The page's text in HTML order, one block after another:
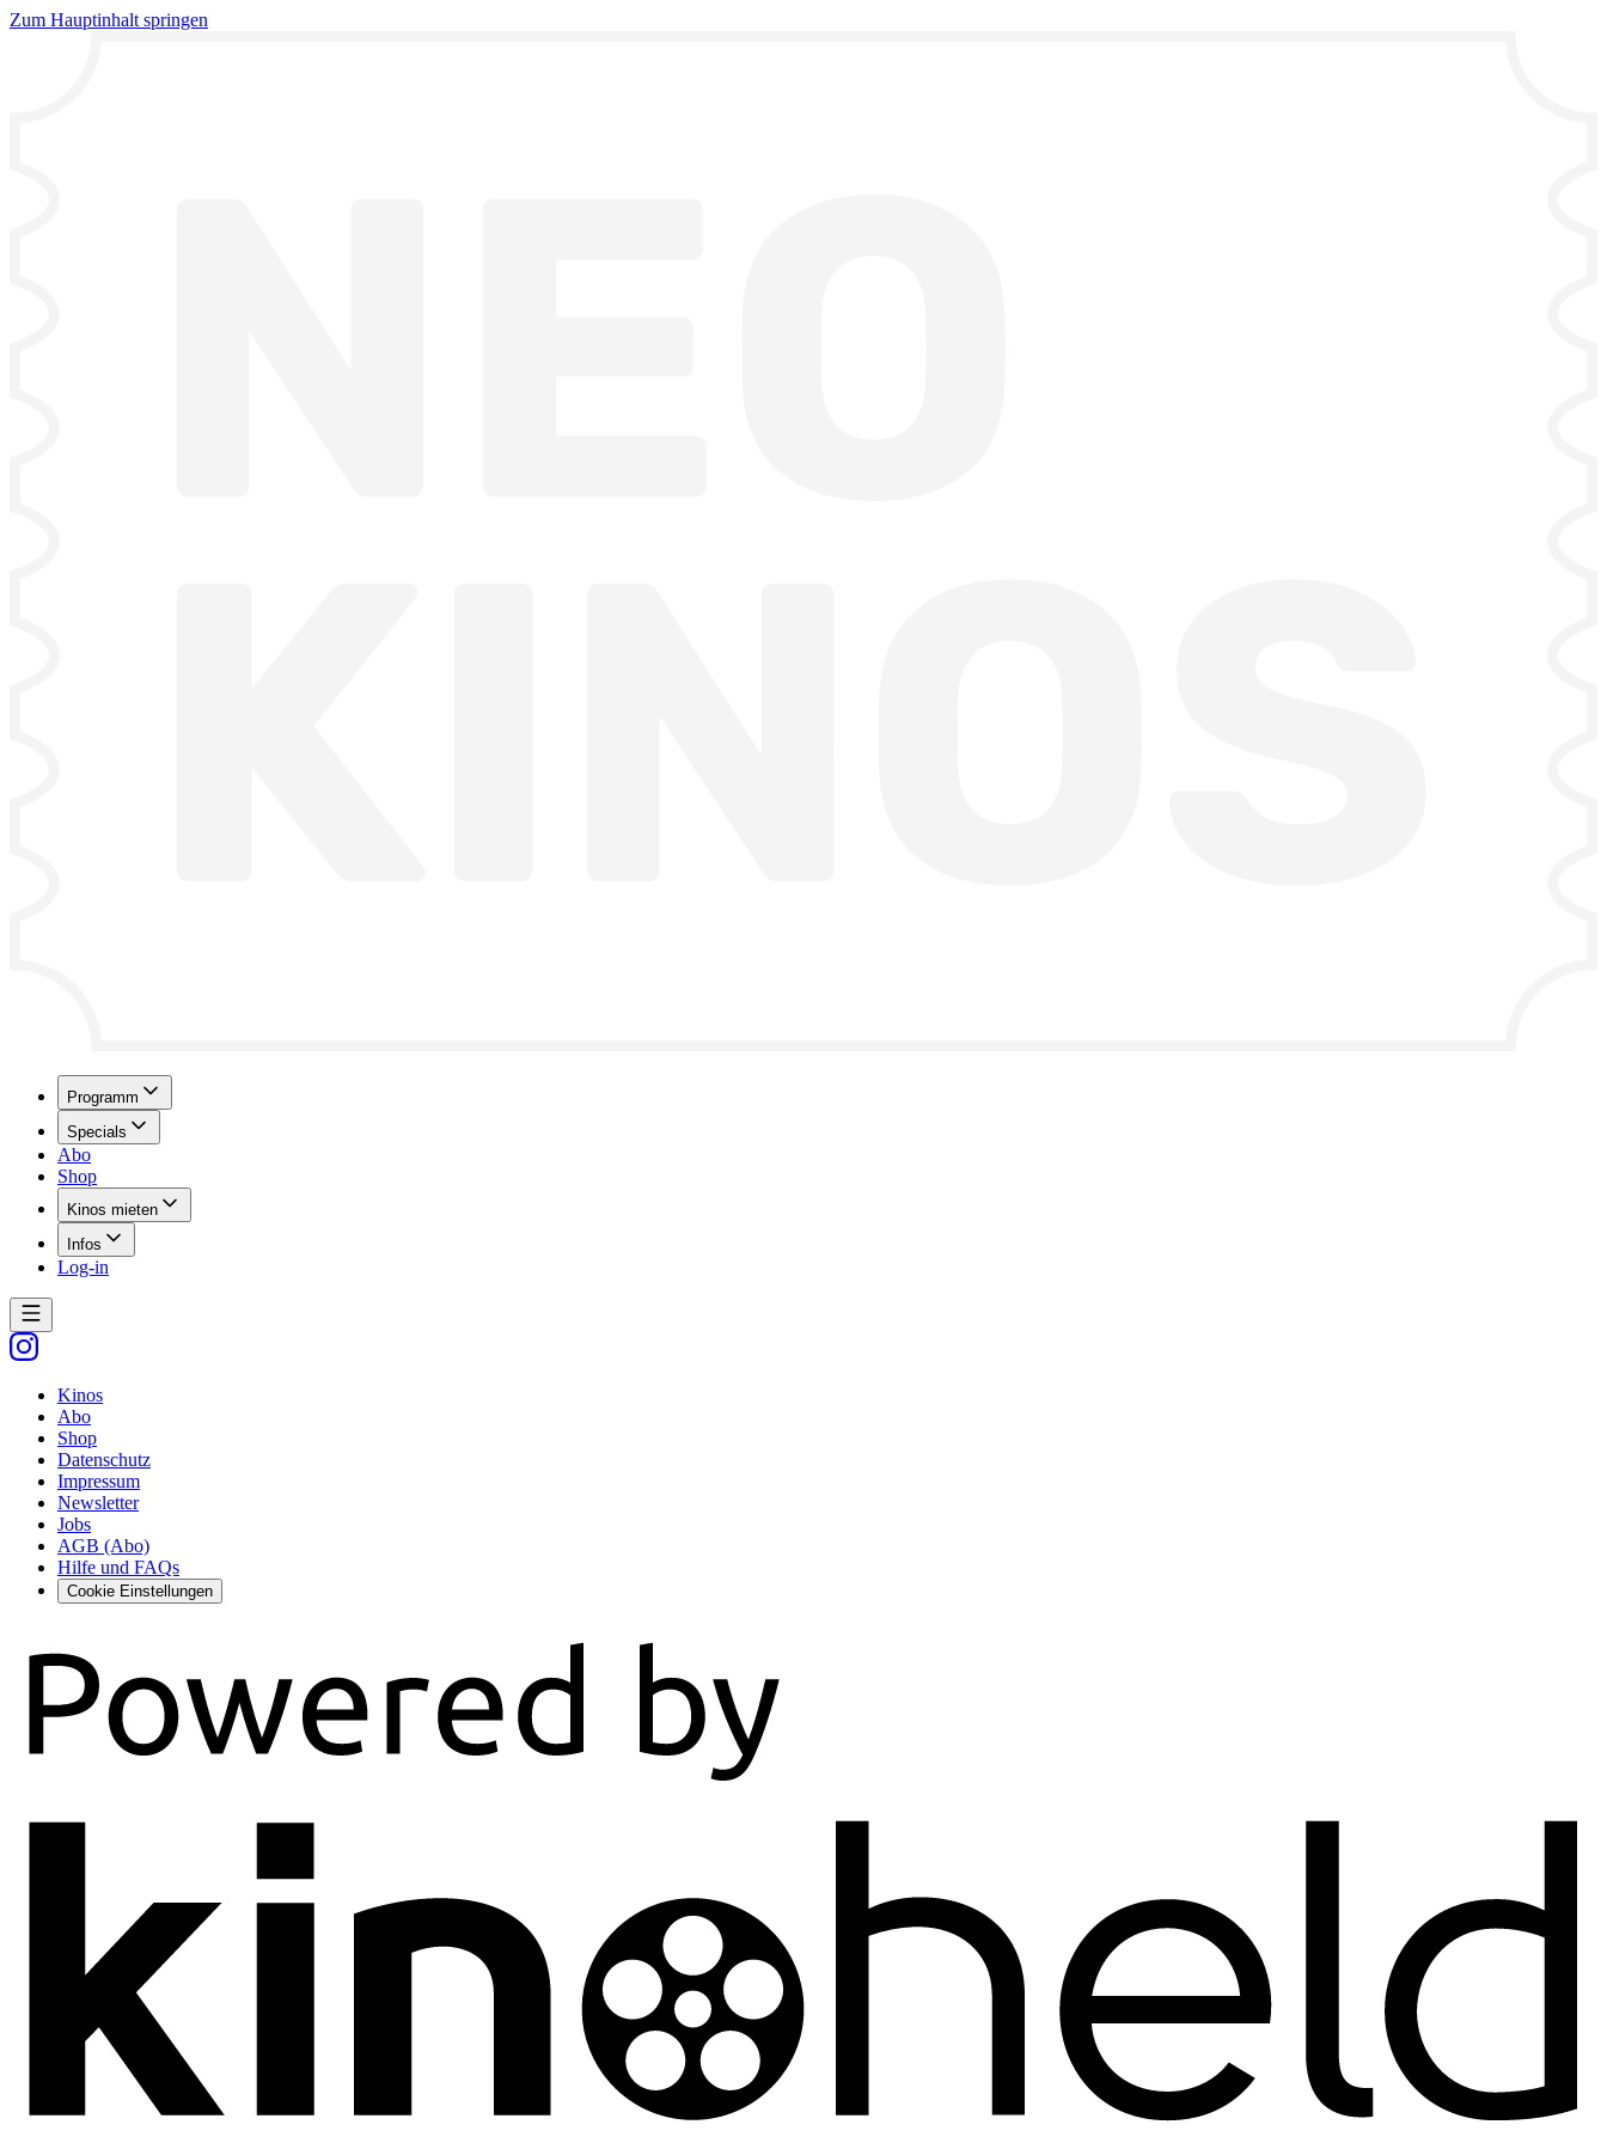
Zum Hauptinhalt springen
Programm
Specials
Abo
Shop
Kinos mieten
Infos
Log-in
Kinos
Abo
Shop
Datenschutz
Impressum
Newsletter
Jobs
AGB (Abo)
Hilfe und FAQs
Cookie Einstellungen